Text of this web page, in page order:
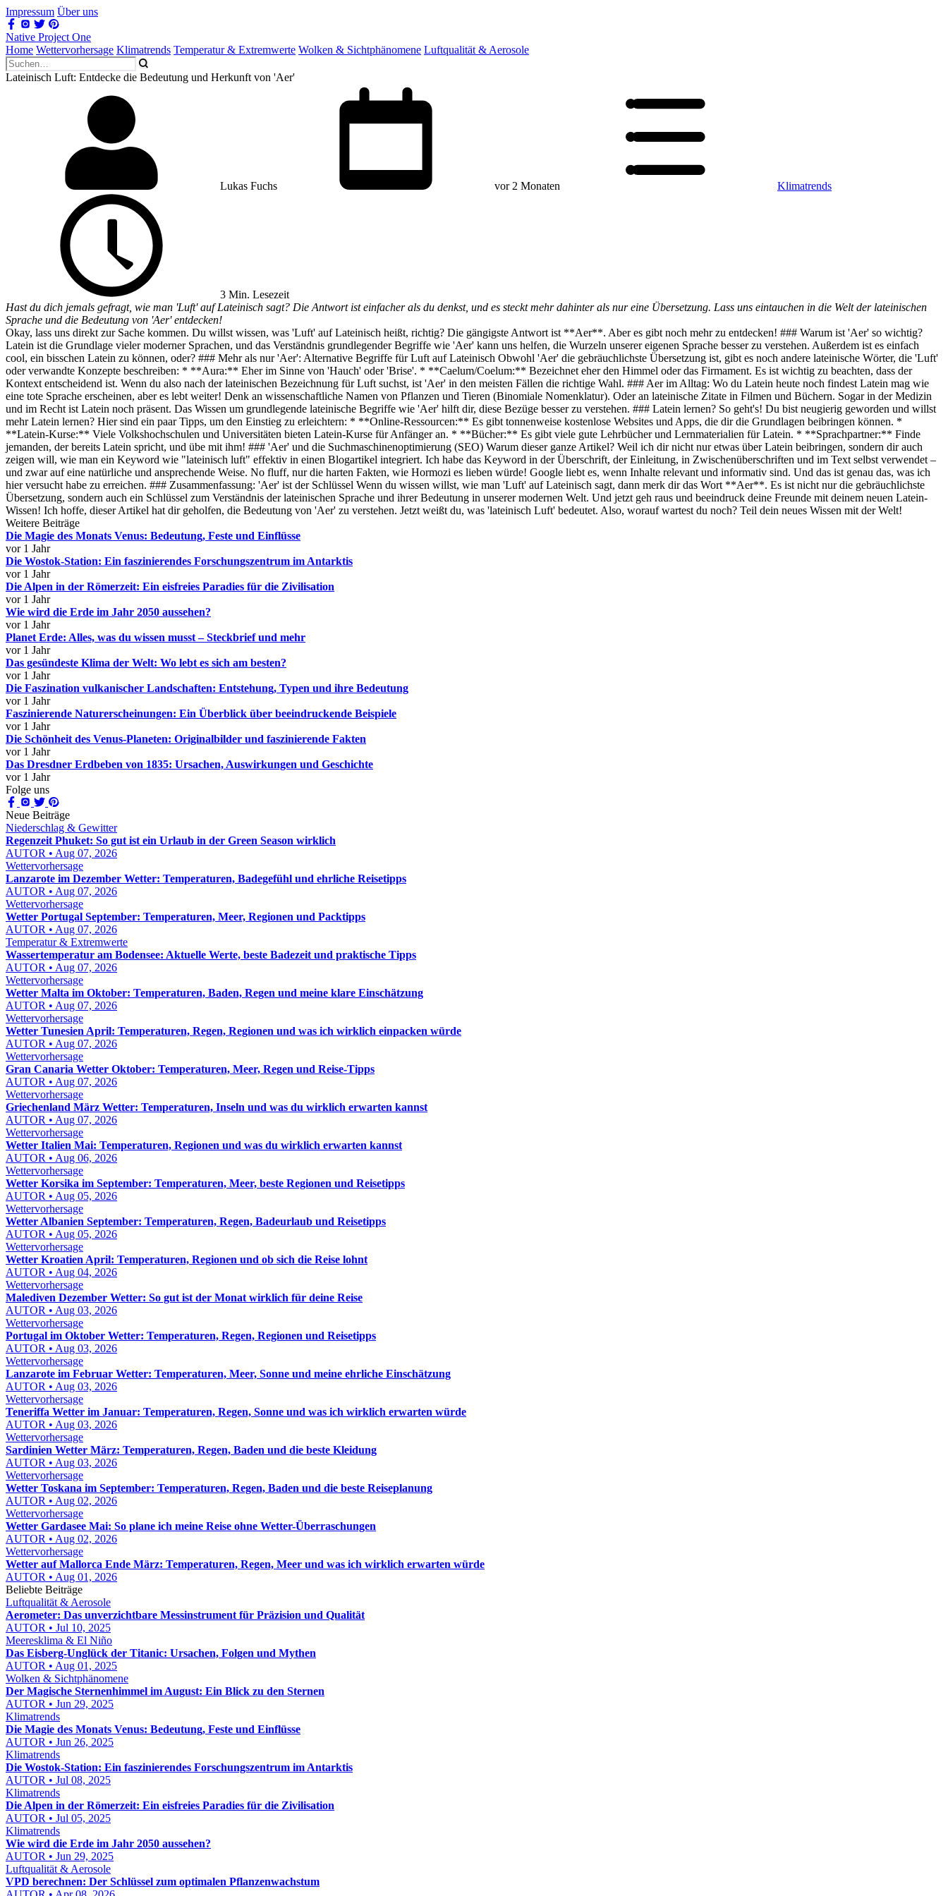
Impressum Über uns
Native Project One
Home Wettervorhersage Klimatrends Temperatur & Extremwerte Wolken & Sichtphänomene Luftqualität & Aerosole
Lateinisch Luft: Entdecke die Bedeutung und Herkunft von 'Aer'
Lukas Fuchs vor 2 Monaten Klimatrends
3 Min. Lesezeit
Hast du dich jemals gefragt, wie man 'Luft' auf Lateinisch sagt? Die Antwort ist einfacher als du denkst, und es steckt mehr dahinter als nur eine Übersetzung. Lass uns eintauchen in die Welt der lateinischen
Sprache und die Bedeutung von 'Aer' entdecken!
Okay, lass uns direkt zur Sache kommen. Du willst wissen, was 'Luft' auf Lateinisch heißt, richtig? Die gängigste Antwort ist **Aer**. Aber es gibt noch mehr zu entdecken! ### Warum ist 'Aer' so wichtig?
Latein ist die Grundlage vieler moderner Sprachen, und das Verständnis grundlegender Begriffe wie 'Aer' kann uns helfen, die Wurzeln unserer eigenen Sprache besser zu verstehen. Außerdem ist es einfach
cool, ein bisschen Latein zu können, oder? ### Mehr als nur 'Aer': Alternative Begriffe für Luft auf Lateinisch Obwohl 'Aer' die gebräuchlichste Übersetzung ist, gibt es noch andere lateinische Wörter, die 'Luft'
oder verwandte Konzepte beschreiben: * **Aura:** Eher im Sinne von 'Hauch' oder 'Brise'. * **Caelum/Coelum:** Bezeichnet eher den Himmel oder das Firmament. Es ist wichtig zu beachten, dass der
Kontext entscheidend ist. Wenn du also nach der lateinischen Bezeichnung für Luft suchst, ist 'Aer' in den meisten Fällen die richtige Wahl. ### Aer im Alltag: Wo du Latein heute noch findest Latein mag wie
eine tote Sprache erscheinen, aber es lebt weiter! Denk an wissenschaftliche Namen von Pflanzen und Tieren (Binomiale Nomenklatur). Oder an lateinische Zitate in Filmen und Büchern. Sogar in der Medizin
und im Recht ist Latein noch präsent. Das Wissen um grundlegende lateinische Begriffe wie 'Aer' hilft dir, diese Bezüge besser zu verstehen. ### Latein lernen? So geht's! Du bist neugierig geworden und willst
mehr Latein lernen? Hier sind ein paar Tipps, um den Einstieg zu erleichtern: * **Online-Ressourcen:** Es gibt tonnenweise kostenlose Websites und Apps, die dir die Grundlagen beibringen können. *
**Latein-Kurse:** Viele Volkshochschulen und Universitäten bieten Latein-Kurse für Anfänger an. * **Bücher:** Es gibt viele gute Lehrbücher und Lernmaterialien für Latein. * **Sprachpartner:** Finde
jemanden, der bereits Latein spricht, und übe mit ihm! ### 'Aer' und die Suchmaschinenoptimierung (SEO) Warum dieser ganze Artikel? Weil ich dir nicht nur etwas über Latein beibringen, sondern dir auch
zeigen will, wie man ein Keyword wie "lateinisch luft" effektiv in einen Blogartikel integriert. Ich habe das Keyword in der Überschrift, der Einleitung, in Zwischenüberschriften und im Text selbst verwendet –
und zwar auf eine natürliche und ansprechende Weise. No fluff, nur die harten Fakten, wie Hormozi es lieben würde! Google liebt es, wenn Inhalte relevant und informativ sind. Und das ist genau das, was ich
hier versucht habe zu erreichen. ### Zusammenfassung: 'Aer' ist der Schlüssel Wenn du wissen willst, wie man 'Luft' auf Lateinisch sagt, dann merk dir das Wort **Aer**. Es ist nicht nur die gebräuchlichste
Übersetzung, sondern auch ein Schlüssel zum Verständnis der lateinischen Sprache und ihrer Bedeutung in unserer modernen Welt. Und jetzt geh raus und beeindruck deine Freunde mit deinem neuen Latein-
Wissen! Ich hoffe, dieser Artikel hat dir geholfen, die Bedeutung von 'Aer' zu verstehen. Jetzt weißt du, was 'lateinisch Luft' bedeutet. Also, worauf wartest du noch? Teil dein neues Wissen mit der Welt!
Weitere Beiträge
Die Magie des Monats Venus: Bedeutung, Feste und Einflüsse
vor 1 Jahr
Die Wostok-Station: Ein faszinierendes Forschungszentrum im Antarktis
vor 1 Jahr
Die Alpen in der Römerzeit: Ein eisfreies Paradies für die Zivilisation
vor 1 Jahr
Wie wird die Erde im Jahr 2050 aussehen?
vor 1 Jahr
Planet Erde: Alles, was du wissen musst – Steckbrief und mehr
vor 1 Jahr
Das gesündeste Klima der Welt: Wo lebt es sich am besten?
vor 1 Jahr
Die Faszination vulkanischer Landschaften: Entstehung, Typen und ihre Bedeutung
vor 1 Jahr
Faszinierende Naturerscheinungen: Ein Überblick über beeindruckende Beispiele
vor 1 Jahr
Die Schönheit des Venus-Planeten: Originalbilder und faszinierende Fakten
vor 1 Jahr
Das Dresdner Erdbeben von 1835: Ursachen, Auswirkungen und Geschichte
vor 1 Jahr
Folge uns
Neue Beiträge
Niederschlag & Gewitter
Regenzeit Phuket: So gut ist ein Urlaub in der Green Season wirklich
AUTOR • Aug 07, 2026
Wettervorhersage
Lanzarote im Dezember Wetter: Temperaturen, Badegefühl und ehrliche Reisetipps
AUTOR • Aug 07, 2026
Wettervorhersage
Wetter Portugal September: Temperaturen, Meer, Regionen und Packtipps
AUTOR • Aug 07, 2026
Temperatur & Extremwerte
Wassertemperatur am Bodensee: Aktuelle Werte, beste Badezeit und praktische Tipps
AUTOR • Aug 07, 2026
Wettervorhersage
Wetter Malta im Oktober: Temperaturen, Baden, Regen und meine klare Einschätzung
AUTOR • Aug 07, 2026
Wettervorhersage
Wetter Tunesien April: Temperaturen, Regen, Regionen und was ich wirklich einpacken würde
AUTOR • Aug 07, 2026
Wettervorhersage
Gran Canaria Wetter Oktober: Temperaturen, Meer, Regen und Reise-Tipps
AUTOR • Aug 07, 2026
Wettervorhersage
Griechenland März Wetter: Temperaturen, Inseln und was du wirklich erwarten kannst
AUTOR • Aug 07, 2026
Wettervorhersage
Wetter Italien Mai: Temperaturen, Regionen und was du wirklich erwarten kannst
AUTOR • Aug 06, 2026
Wettervorhersage
Wetter Korsika im September: Temperaturen, Meer, beste Regionen und Reisetipps
AUTOR • Aug 05, 2026
Wettervorhersage
Wetter Albanien September: Temperaturen, Regen, Badeurlaub und Reisetipps
AUTOR • Aug 05, 2026
Wettervorhersage
Wetter Kroatien April: Temperaturen, Regionen und ob sich die Reise lohnt
AUTOR • Aug 04, 2026
Wettervorhersage
Malediven Dezember Wetter: So gut ist der Monat wirklich für deine Reise
AUTOR • Aug 03, 2026
Wettervorhersage
Portugal im Oktober Wetter: Temperaturen, Regen, Regionen und Reisetipps
AUTOR • Aug 03, 2026
Wettervorhersage
Lanzarote im Februar Wetter: Temperaturen, Meer, Sonne und meine ehrliche Einschätzung
AUTOR • Aug 03, 2026
Wettervorhersage
Teneriffa Wetter im Januar: Temperaturen, Regen, Sonne und was ich wirklich erwarten würde
AUTOR • Aug 03, 2026
Wettervorhersage
Sardinien Wetter März: Temperaturen, Regen, Baden und die beste Kleidung
AUTOR • Aug 03, 2026
Wettervorhersage
Wetter Toskana im September: Temperaturen, Regen, Baden und die beste Reiseplanung
AUTOR • Aug 02, 2026
Wettervorhersage
Wetter Gardasee Mai: So plane ich meine Reise ohne Wetter-Überraschungen
AUTOR • Aug 02, 2026
Wettervorhersage
Wetter auf Mallorca Ende März: Temperaturen, Regen, Meer und was ich wirklich erwarten würde
AUTOR • Aug 01, 2026
Beliebte Beiträge
Luftqualität & Aerosole
Aerometer: Das unverzichtbare Messinstrument für Präzision und Qualität
AUTOR • Jul 10, 2025
Meeresklima & El Niño
Das Eisberg-Unglück der Titanic: Ursachen, Folgen und Mythen
AUTOR • Aug 01, 2025
Wolken & Sichtphänomene
Der Magische Sternenhimmel im August: Ein Blick zu den Sternen
AUTOR • Jun 29, 2025
Klimatrends
Die Magie des Monats Venus: Bedeutung, Feste und Einflüsse
AUTOR • Jun 26, 2025
Klimatrends
Die Wostok-Station: Ein faszinierendes Forschungszentrum im Antarktis
AUTOR • Jul 08, 2025
Klimatrends
Die Alpen in der Römerzeit: Ein eisfreies Paradies für die Zivilisation
AUTOR • Jul 05, 2025
Klimatrends
Wie wird die Erde im Jahr 2050 aussehen?
AUTOR • Jun 29, 2025
Luftqualität & Aerosole
VPD berechnen: Der Schlüssel zum optimalen Pflanzenwachstum